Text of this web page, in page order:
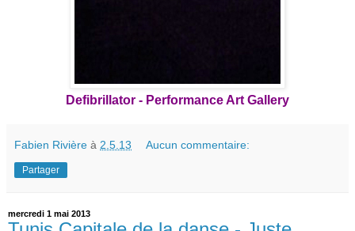
Defibrillator - Performance Art Gallery
Fabien Rivière à 2.5.13 Aucun commentaire:
Partager
mercredi 1 mai 2013